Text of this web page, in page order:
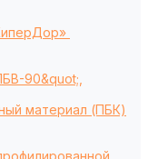
90&quot;,
материал (ПБК)